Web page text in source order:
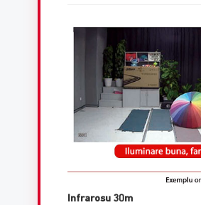
Infrarosu 30m